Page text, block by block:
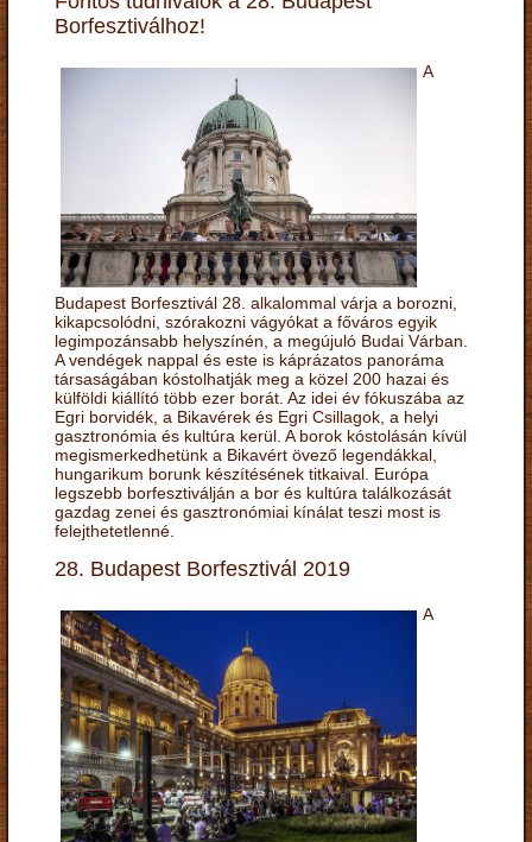
Borfesztiválhoz!
A
Budapest Borfesztivál 28. alkalommal várja a borozni,
kikapcsolódni, szórakozni vágyókat a főváros egyik
legimpozánsabb helyszínén, a megújuló Budai Várban.
A vendégek nappal és este is káprázatos panoráma
társaságában kóstolhatják meg a közel 200 hazai és
külföldi kiállító több ezer borát. Az idei év fókuszába az
Egri borvidék, a Bikavérek és Egri Csillagok, a helyi
gasztronómia és kultúra kerül. A borok kóstolásán kívül
megismerkedhetünk a Bikavért övező legendákkal,
hungarikum borunk készítésének titkaival. Európa
legszebb borfesztiválján a bor és kultúra találkozását
gazdag zenei és gasztronómiai kínálat teszi most is
felejthetetlenné.
28. Budapest Borfesztivál 2019
A